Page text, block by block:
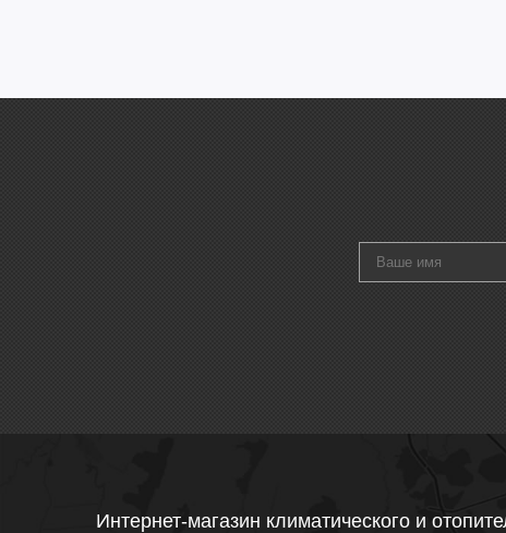
Интернет-магазин климатического и